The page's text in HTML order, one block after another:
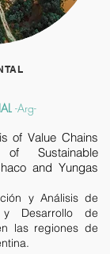
-Arg-
of Value Chains
Sustainable
and Yungas
y Análisis de
Desarrollo de
las regiones de